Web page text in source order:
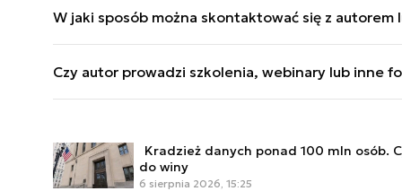
serwisu. W Money.pl stworzył projekt „Akademia
Był również odpowiedzialny za rozwój Forbes.pl
autorskich projektów jest konferencja SET Forum
technologiczne „Technologicznie mówiąc” oraz
W jaki sposób można skontaktować się z autorem
p.pilewski@defence24.pl
Czy autor prowadzi szkolenia, webinary lub inne
projektów medialnych. Prowadził również
ramach działalności zawodowej realizuje także
Kradzież danych ponad 100 mln osób.
do winy
6 sierpnia 2026, 15:25